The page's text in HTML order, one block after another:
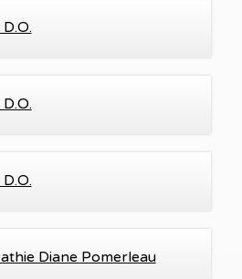
Diane Pomerleau